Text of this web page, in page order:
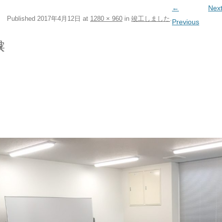
Published 2017年4月12日 at 1280 × 960 in 竣工しました
←
Previous